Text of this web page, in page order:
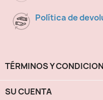
Política de
TÉRMINOS Y
SU CUENTA